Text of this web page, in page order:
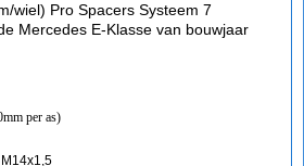
wiel) Pro Spacers Systeem 7
Mercedes E-Klasse van bouwjaar
per as)